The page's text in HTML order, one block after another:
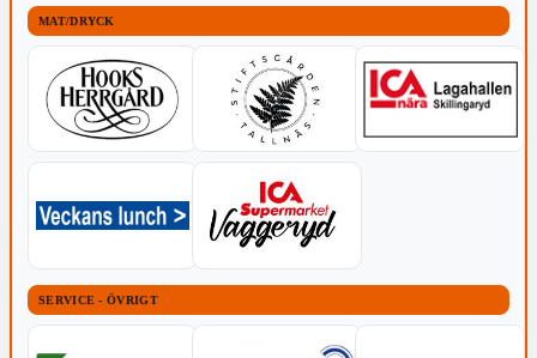
MAT/DRYCK
SERVICE - ÖVRIGT